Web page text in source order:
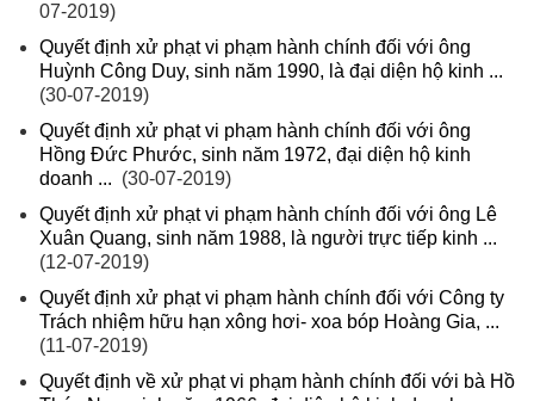
07-2019)
Quyết định xử phạt vi phạm hành chính đối với ông
Huỳnh Công Duy, sinh năm 1990, là đại diện hộ kinh ...
(30-07-2019)
Quyết định xử phạt vi phạm hành chính đối với ông
Hồng Đức Phước, sinh năm 1972, đại diện hộ kinh
doanh ... (30-07-2019)
Quyết định xử phạt vi phạm hành chính đối với ông Lê
Xuân Quang, sinh năm 1988, là người trực tiếp kinh ...
(12-07-2019)
Quyết định xử phạt vi phạm hành chính đối với Công ty
Trách nhiệm hữu hạn xông hơi- xoa bóp Hoàng Gia, ...
(11-07-2019)
Quyết định về xử phạt vi phạm hành chính đối với bà Hồ